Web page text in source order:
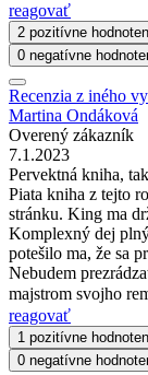
reagovať
2 pozitívne
0 negatívne
Recenzia z iného
Martina Ondáková
Overený zákazník
7.1.2023
Pervektná kniha,
Piata kniha z tejto
stránku. King ma
Komplexný dej
potešilo ma, že sa
Nebudem
majstrom svojho
reagovať
1 pozitívne
0 negatívne